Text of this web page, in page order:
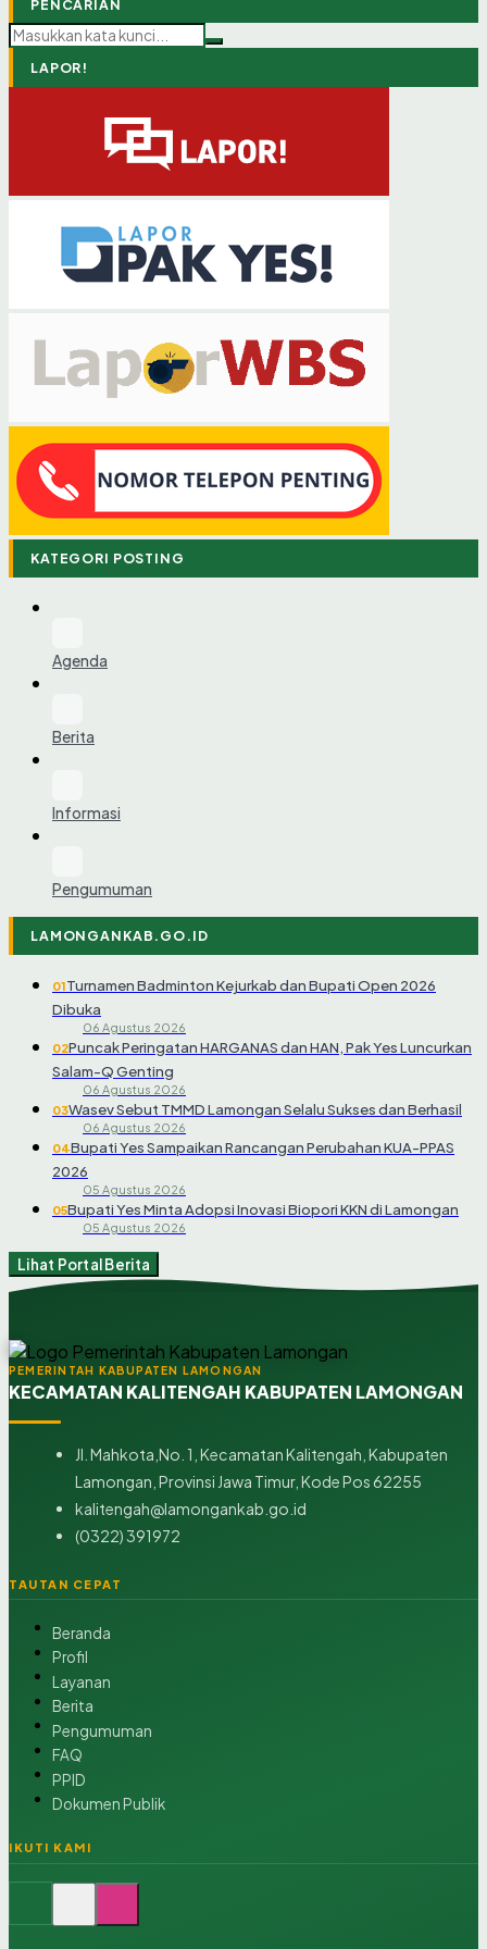
PENCARIAN
LAPOR!
KATEGORI POSTING
Agenda
Berita
Informasi
Pengumuman
LAMONGANKAB.GO.ID
01Turnamen Badminton Kejurkab dan Bupati Open 2026
Dibuka
06 Agustus 2026
02Puncak Peringatan HARGANAS dan HAN, Pak Yes Luncurkan
Salam-Q Genting
06 Agustus 2026
03Wasev Sebut TMMD Lamongan Selalu Sukses dan Berhasil
06 Agustus 2026
04Bupati Yes Sampaikan Rancangan Perubahan KUA-PPAS
2026
05 Agustus 2026
05Bupati Yes Minta Adopsi Inovasi Biopori KKN di Lamongan
05 Agustus 2026
Lihat Portal Berita
PEMERINTAH KABUPATEN LAMONGAN
KECAMATAN KALITENGAH KABUPATEN LAMONGAN
Jl. Mahkota,No. 1, Kecamatan Kalitengah, Kabupaten
Lamongan, Provinsi Jawa Timur, Kode Pos 62255
kalitengah@lamongankab.go.id
(0322) 391972
TAUTAN CEPAT
Beranda
Profil
Layanan
Berita
Pengumuman
FAQ
PPID
Dokumen Publik
IKUTI KAMI